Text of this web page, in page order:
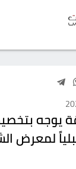
يوجه
لمعرض